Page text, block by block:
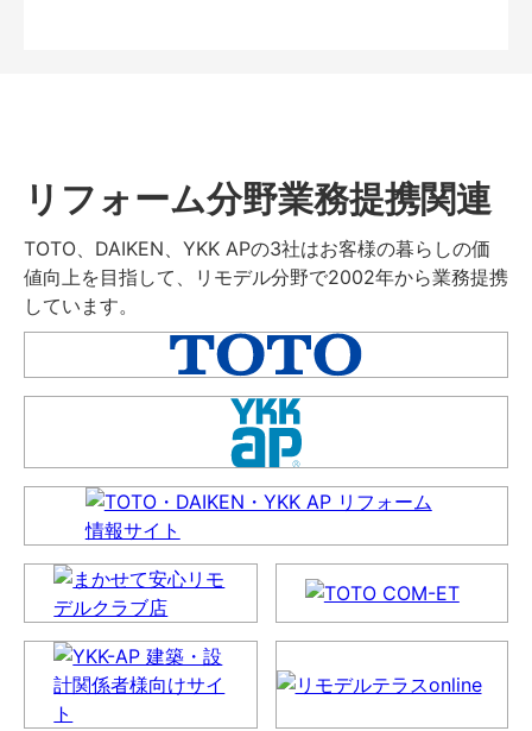
リフォーム分野業務提携関連
TOTO、DAIKEN、YKK APの3社はお客様の暮らしの価
値向上を目指して、リモデル分野で2002年から業務提携
しています。